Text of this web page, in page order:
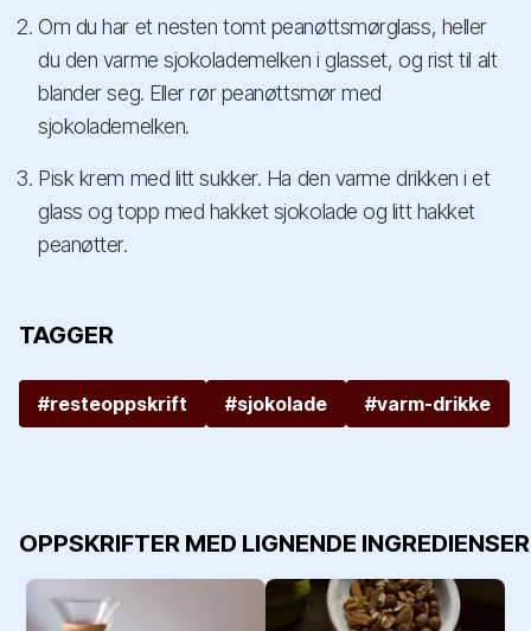
Om du har et nesten tomt peanøttsmørglass, heller
du den varme sjokolademelken i glasset, og rist til alt
blander seg. Eller rør peanøttsmør med
sjokolademelken.
Pisk krem med litt sukker. Ha den varme drikken i et
glass og topp med hakket sjokolade og litt hakket
peanøtter.
TAGGER
#resteoppskrift #sjokolade #varm-drikke
OPPSKRIFTER MED LIGNENDE INGREDIENSER